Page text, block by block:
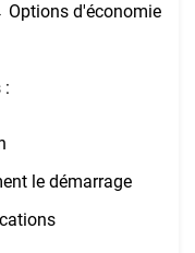
Options d'économie
:
le démarrage